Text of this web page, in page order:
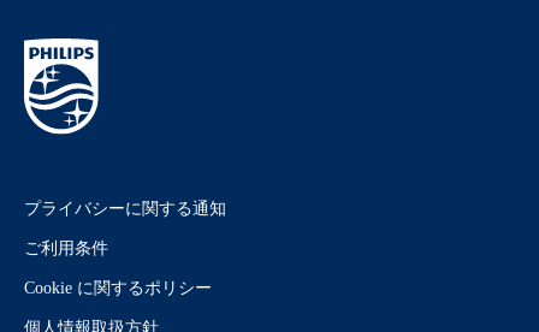
プライバシーに関する通知
ご利用条件
Cookie に関するポリシー
個人情報取扱方針